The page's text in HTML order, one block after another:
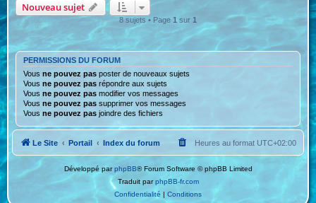
Nouveau sujet
8 sujets • Page 1 sur 1
PERMISSIONS DU FORUM
Vousne pouvez pas poster de nouveaux sujets
Vousne pouvez pas répondre aux sujets
Vousne pouvez pas modifier vos messages
Vousne pouvez pas supprimer vos messages
Vousne pouvez pas joindre des fichiers
Le Site Portail Index du forum Heures au format UTC+02:00
Développé parphpBB® Forum Software © phpBB Limited
Traduit parphpBB-fr.com
Confidentialité | Conditions